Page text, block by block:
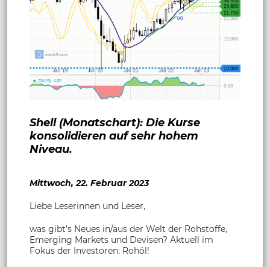
Shell (Monatschart): Die Kurse
konsolidieren auf sehr hohem
Niveau.
Mittwoch, 22. Februar 2023
Liebe Leserinnen und Leser,
was gibt’s Neues in/aus der Welt der Rohstoffe,
Emerging Markets und Devisen? Aktuell im
Fokus der Investoren: Rohöl!